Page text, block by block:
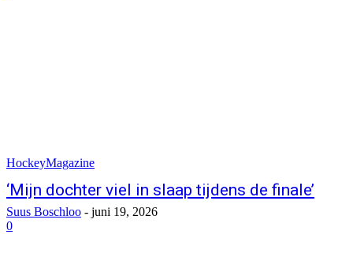
HockeyMagazine
‘Mijn dochter viel in slaap tijdens de finale’
Suus Boschloo - juni 19, 2026
0